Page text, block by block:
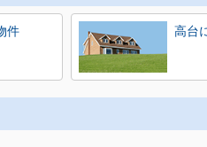
件 高台